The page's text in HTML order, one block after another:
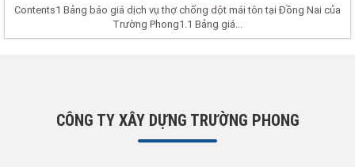
Contents1 Bảng báo giá dịch vụ thợ chống dột mái tôn tại Đồng Nai của
Trường Phong1.1 Bảng giá...
CÔNG TY XÂY DỰNG TRƯỜNG PHONG